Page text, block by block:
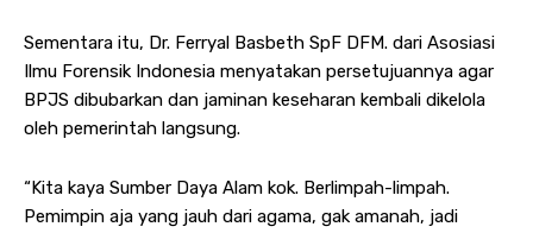
Sementara itu, Dr. Ferryal Basbeth SpF DFM. dari Asosiasi
Ilmu Forensik Indonesia menyatakan persetujuannya agar
BPJS dibubarkan dan jaminan keseharan kembali dikelola
oleh pemerintah langsung.
“Kita kaya Sumber Daya Alam kok. Berlimpah-limpah.
Pemimpin aja yang jauh dari agama, gak amanah, jadi